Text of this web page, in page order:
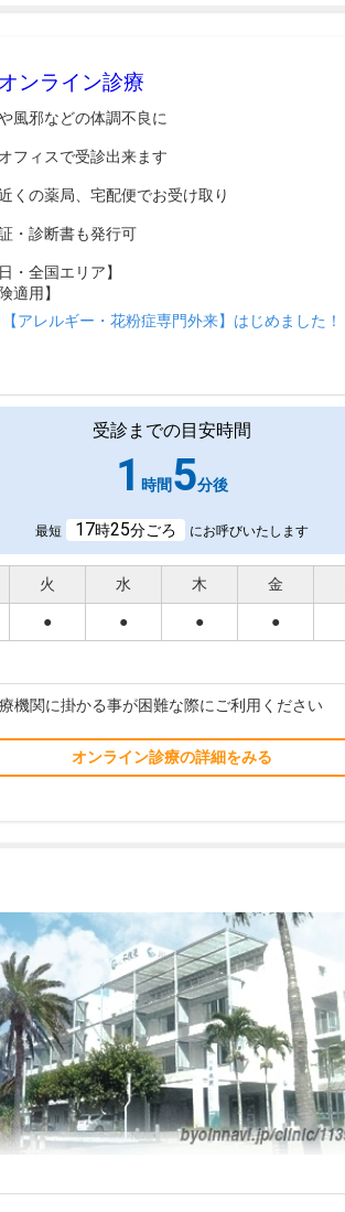
オンライン診療
風邪などの体調不良に
フィスで受診出来ます
くの薬局、宅配便でお受け取り
・診断書も発行可
・全国エリア】
適用】
【アレルギー・花粉症専門外来】はじめました！
受診までの目安時間
1 時間 5分後
最短 17時25分ごろ にお呼びいたします
火 水 木 金
● ● ● ●
機関に掛かる事が困難な際にご利用ください
オンライン診療の詳細をみる